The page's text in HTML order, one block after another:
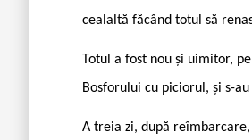
cealaltă făcând totul să
Totul a fost nou și uimitor,
Bosforului cu piciorul, și s-
A treia zi, după